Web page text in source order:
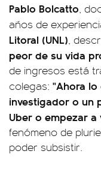
Pablo Bolcatto,
años de
Litoral (UNL),
peor de su vida
de ingresos está
colegas: "Ahora
investigador o un
Uber o empezar
fenómeno de
poder subsistir.